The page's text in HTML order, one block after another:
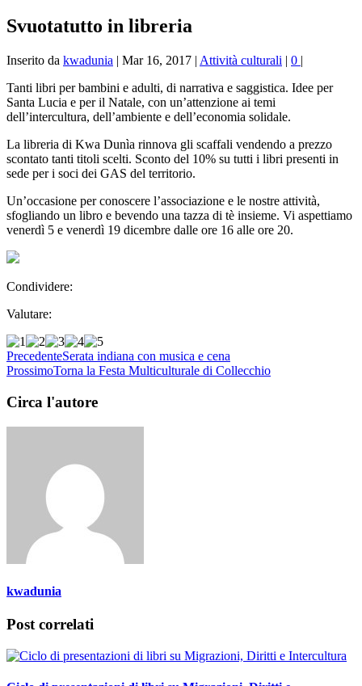
Svuotatutto in libreria
Inserito da kwadunia | Mar 16, 2017 | Attività culturali | 0 |
Tanti libri per bambini e adulti, di narrativa e saggistica. Idee per
Santa Lucia e per il Natale, con un’attenzione ai temi
dell’intercultura, dell’ambiente e dell’economia solidale.
La libreria di Kwa Dunìa rinnova gli scaffali vendendo a prezzo
scontato tanti titoli scelti. Sconto del 10% su tutti i libri presenti in
sede per i soci dei GAS del territorio.
Un’occasione per conoscere l’associazione e le nostre attività,
sfogliando un libro e bevendo una tazza di tè insieme. Vi aspettiamo
venerdì 5 e venerdì 19 dicembre dalle ore 16 alle ore 20.
Condividere:
Valutare:
PrecedenteSerata indiana con musica e cena
ProssimoTorna la Festa Multiculturale di Collecchio
Circa l'autore
kwadunia
Post correlati